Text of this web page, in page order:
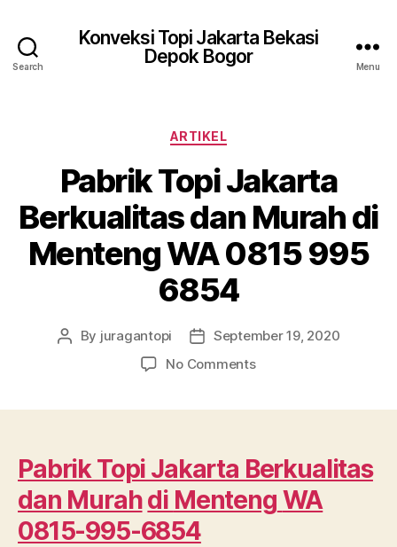
Search
Konveksi Topi Jakarta Bekasi
Depok Bogor
Menu
Categories
ARTIKEL
Pabrik Topi Jakarta
Berkualitas dan Murah di
Menteng WA 0815 995
6854
Post
By juragantopi
PostSeptember 19, 2020
No Commentson
dan
Murah
di
Menteng
Pabrik Topi Jakarta Berkualitas
dan Murahdi Menteng WA
0815-995-6854